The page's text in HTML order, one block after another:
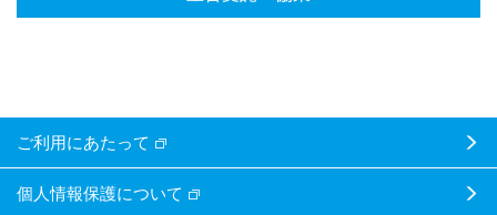
ご利用にあたって
個人情報保護について